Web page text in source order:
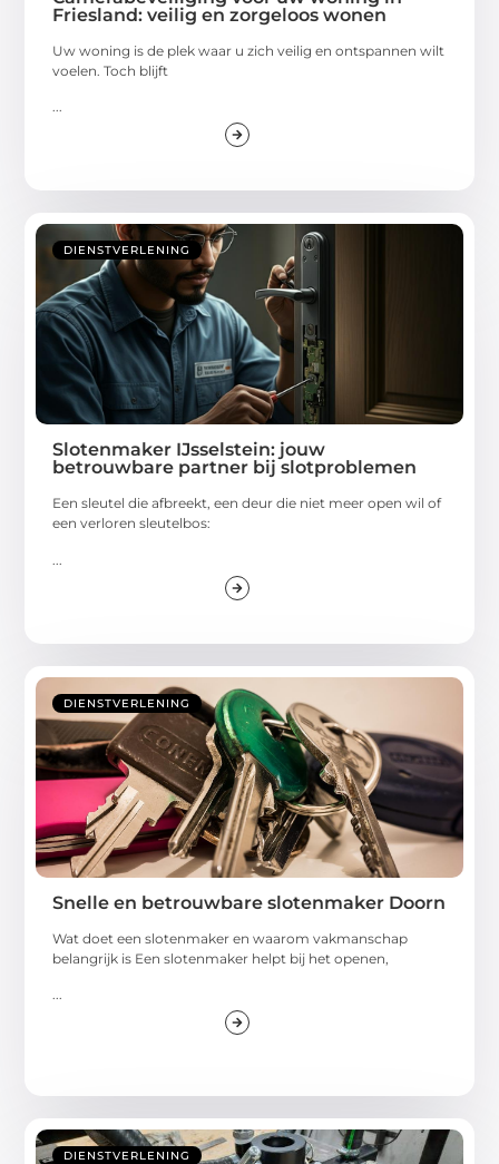
Friesland: veilig en zorgeloos wonen
Uw woning is de plek waar u zich veilig en ontspannen wilt
voelen. Toch blijft
...
DIENSTVERLENING
Slotenmaker IJsselstein: jouw
betrouwbare partner bij slotproblemen
Een sleutel die afbreekt, een deur die niet meer open wil of
een verloren sleutelbos:
DIENSTVERLENING
Snelle en betrouwbare slotenmaker Doorn
Wat doet een slotenmaker en waarom vakmanschap
belangrijk is Een slotenmaker helpt bij het openen,
DIENSTVERLENING